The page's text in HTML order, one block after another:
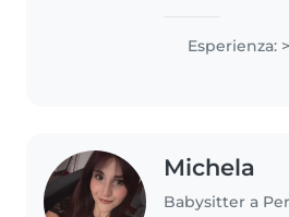
naturale
avendo
Esperienza:
Michela
Babysitter a